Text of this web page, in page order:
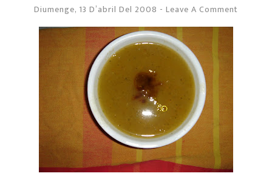
Diumenge, 13 D’abril Del 2008 - Leave A Comment